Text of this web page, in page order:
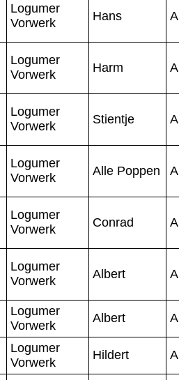
Logumer
Vorwerk
Hans
Logumer
Vorwerk
Harm
Logumer
Vorwerk
Stientje
Logumer
Vorwerk
Alle Poppen
Logumer
Vorwerk
Conrad
Logumer
Vorwerk
Albert
Logumer
Vorwerk
Albert
Logumer
Vorwerk
Hildert